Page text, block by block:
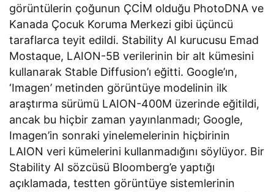
görüntülerin çoğunun ÇCİM olduğu PhotoDNA ve
Kanada Çocuk Koruma Merkezi gibi üçüncü
taraflarca teyit edildi. Stability AI kurucusu Emad
Mostaque, LAION-5B verilerinin bir alt kümesini
kullanarak Stable Diffusion’ı eğitti. Google’ın,
‘Imagen’ metinden görüntüye modelinin ilk
araştırma sürümü LAION-400M üzerinde eğitildi,
ancak bu hiçbir zaman yayınlanmadı; Google,
Imagen’in sonraki yinelemelerinin hiçbirinin
LAION veri kümelerini kullanmadığını söylüyor. Bir
Stability AI sözcüsü Bloomberg’e yaptığı
açıklamada, testten görüntüye sistemlerinin